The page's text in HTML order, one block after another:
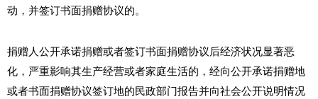
动，并签订书面捐赠协议的。
捐赠人公开承诺捐赠或者签订书面捐赠协议后经济状况显著恶
化，严重影响其生产经营或者家庭生活的，经向公开承诺捐赠地
或者书面捐赠协议签订地的民政部门报告并向社会公开说明情况